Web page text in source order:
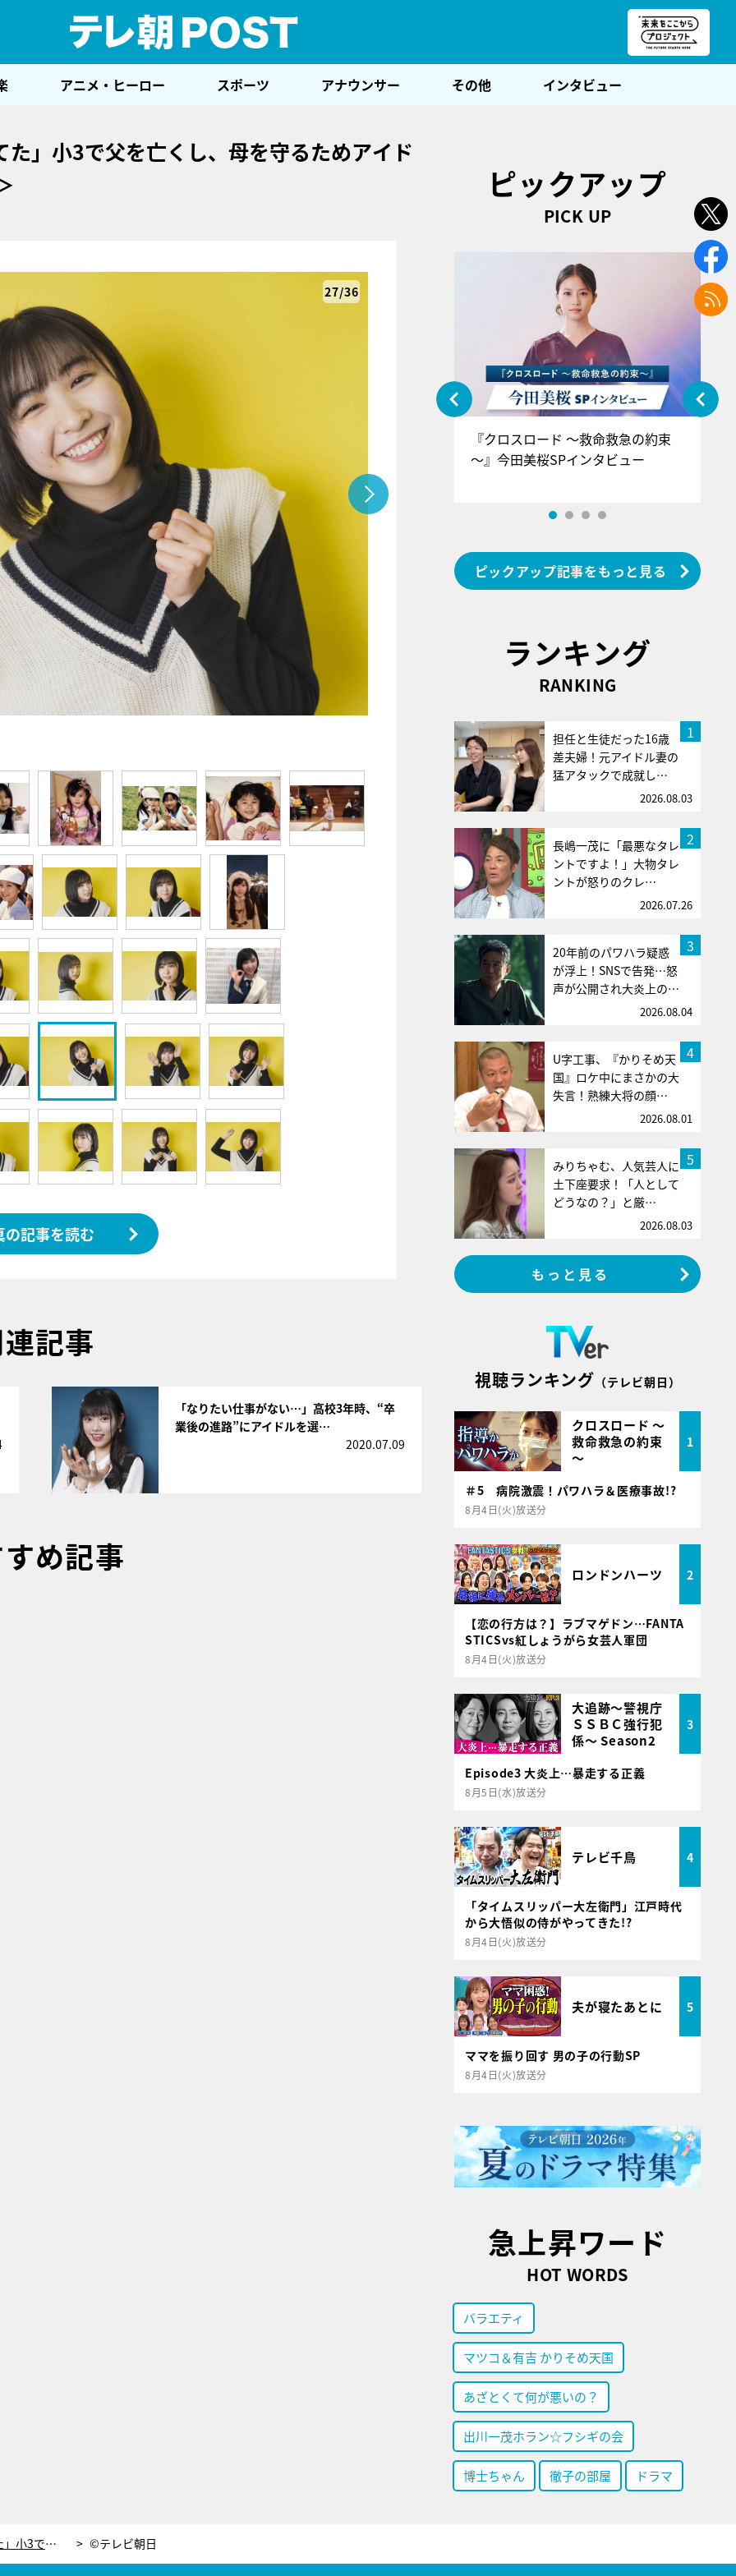
アニメ・ヒーロー スポーツ アナウンサー その他 インタビュー
」小3で父を亡くし、母を守るためアイド
27/36
の記事を読む
記事
「なりたい仕事がない…」高校3年時、“卒
業後の進路”にアイドルを選…
2020.07.09
め記事
ピックアップ
PICK UP
ビュー
『クロスロード ～救命救急の約束
～』今田美桜SPインタビュー
ピックアップ記事をもっと見る
ランキング
RANKING
1
担任と生徒だった16歳
差夫婦！元アイドル妻の
猛アタックで成就し…
2026.08.03
2
長嶋一茂に「最悪なタレ
ントですよ！」大物タレ
ントが怒りのクレ…
2026.07.26
3
20年前のパワハラ疑惑
が浮上！SNSで告発…怒
声が公開され大炎上の…
2026.08.04
4
U字工事、『かりそめ天
国』ロケ中にまさかの大
失言！熟練大将の顔…
2026.08.01
5
みりちゃむ、人気芸人に
土下座要求！「人として
どうなの？」と厳…
2026.08.03
もっと見る
視聴ランキング （テレビ朝日）
クロスロード ～
救命救急の約束
～
1
＃5 病院激震！パワハラ＆医療事故!?
8月4日(火)放送分
ロンドンハーツ 2
【恋の行方は？】ラブマゲドン…FANTA
STICSvs紅しょうがら女芸人軍団
8月4日(火)放送分
大追跡～警視庁
ＳＳＢＣ強行犯
係～ Season2
3
Episode3 大炎上…暴走する正義
8月5日(水)放送分
テレビ千鳥 4
「タイムスリッパー大左衛門」江戸時代
から大悟似の侍がやってきた!?
8月4日(火)放送分
夫が寝たあとに 5
ママを振り回す 男の子の行動SP
8月4日(火)放送分
急上昇ワード
HOT WORDS
バラエティ
マツコ＆有吉 かりそめ天国
あざとくて何が悪いの？
出川一茂ホラン☆フシギの会
博士ちゃん 徹子の部屋 ドラマ
「正直、アイドルを甘くみていてた」小3で父を亡くし、母を守るためアイドルになった16歳少女＜中村守里＞ ©テレビ朝日